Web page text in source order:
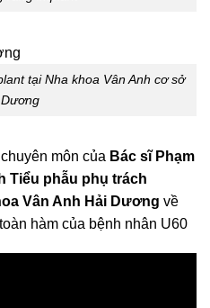
tại Nha khoa Vân Anh cơ sở
môn của Bác sĩ Phạm
Tiểu phẫu phụ trách
Vân Anh Hải Dương về
hàm của bệnh nhân U60